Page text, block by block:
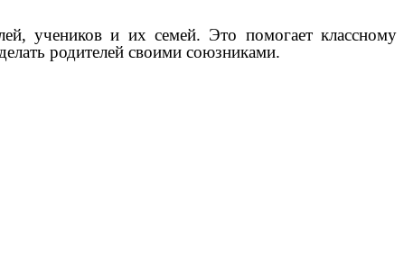
учеников и их семей. Это помогает классному
родителей своими союзниками.